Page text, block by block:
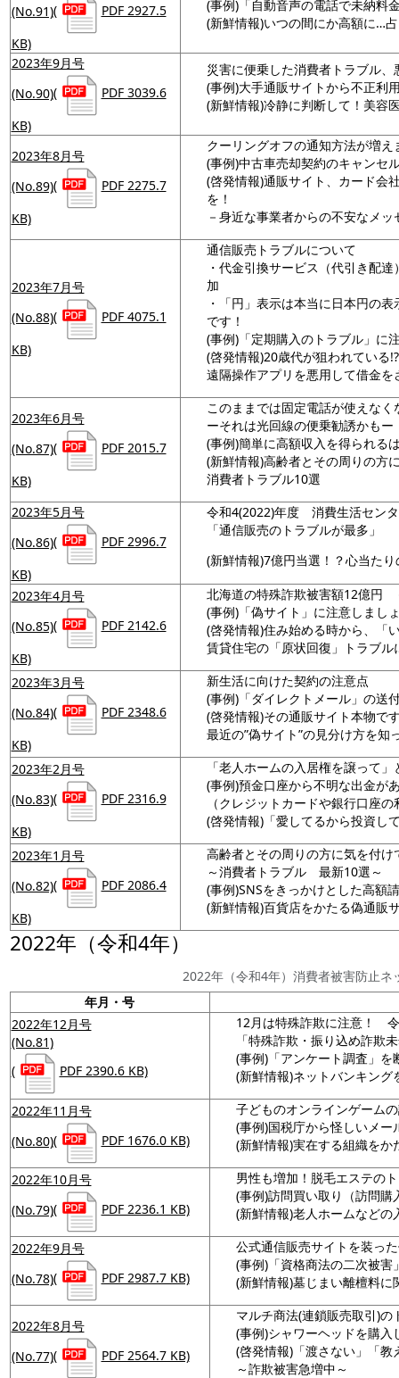
(No.91)(
PDF 2927.5
KB)
(事例)「自動音声の電話で未納料
(新鮮情報)いつの間にか高額に…
2023年9月号
(No.90)(
PDF 3039.6
KB)
災害に便乗した消費者トラブル
(事例)大手通販サイトから不正利
(新鮮情報)冷静に判断して！美容
2023年8月号
(No.89)(
PDF 2275.7
KB)
クーリングオフの通知方法が増え
(事例)中古車売却契約のキャンセ
(啓発情報)通販サイト、カード会
を！
－身近な事業者からの不安なメ
2023年7月号
(No.88)(
PDF 4075.1
KB)
通信販売トラブルについて
・代金引換サービス（代引き配
加
・「円」表示は本当に日本円の
です！
(事例)「定期購入のトラブル」に
(啓発情報)20歳代が狙われている!?
遠隔操作アプリを悪用して借金
2023年6月号
(No.87)(
PDF 2015.7
KB)
このままでは固定電話が使えなく
ーそれは光回線の便乗勧誘かもー
(事例)簡単に高額収入を得られる
(新鮮情報)高齢者とその周りの方
消費者トラブル10選
2023年5月号
(No.86)(
PDF 2996.7
KB)
令和4(2022)年度 消費生活セン
「通信販売のトラブルが最多」
(新鮮情報)7億円当選！？心当た
2023年4月号
(No.85)(
PDF 2142.6
KB)
北海道の特殊詐欺被害額12億円
(事例)「偽サイト」に注意しまし
(啓発情報)住み始める時から、「
賃貸住宅の「原状回復」トラブル
2023年3月号
(No.84)(
PDF 2348.6
KB)
新生活に向けた契約の注意点
(事例)「ダイレクトメール」の送
(啓発情報)その通販サイト本物で
最近の”偽サイト”の見分け方を
2023年2月号
(No.83)(
PDF 2316.9
KB)
「老人ホームの入居権を譲って
(事例)預金口座から不明な出金が
（クレジットカードや銀行口座
(啓発情報)「愛してるから投資し
2023年1月号
(No.82)(
PDF 2086.4
KB)
高齢者とその周りの方に気を付け
～消費者トラブル 最新10選～
(事例)SNSをきっかけとした高額
(新鮮情報)百貨店をかたる偽通販
2022年（令和4年）
2022年（令和4年）消費者被害防止ネ
年月・号
2022年12月号
(No.81)
(
PDF 2390.6 KB)
12月は特殊詐欺に注意！
「特殊詐欺・振り込め詐欺
(事例)「アンケート調査」を
(新鮮情報)ネットバンキン
2022年11月号
(No.80)( PDF 1676.0 KB)
子どものオンラインゲーム
(事例)国税庁から怪しいメー
(新鮮情報)実在する組織を
2022年10月号
(No.79)( PDF 2236.1 KB)
男性も増加！脱毛エステの
(事例)訪問買い取り（訪問購
(新鮮情報)老人ホームなど
2022年9月号
(No.78)( PDF 2987.7 KB)
公式通信販売サイトを装っ
(事例)「資格商法の二次被害
(新鮮情報)墓じまい離檀料に
2022年8月号
(No.77)( PDF 2564.7 KB)
マルチ商法(連鎖販売取引)
(事例)シャワーヘッドを購
(啓発情報)「渡さない」「教
～詐欺被害急増中～